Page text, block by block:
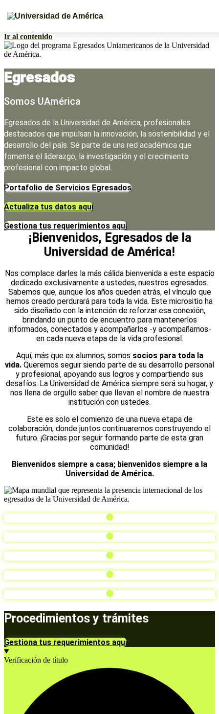
Ir al contenido
Egresados
Somos UAmérica
Egresados de la Universidad de América, profesionales
destacados que impulsan la innovación, la sostenibilidad y el
desarrollo del país. Sé parte de una red académica que
fomenta el liderazgo, la investigación y el crecimiento
profesional con impacto global.
Portafolio de Servicios Egresados
Actualiza tus datos aquí
Gestiona tus requerimientos aquí
¡Bienvenidos, Egresados de la
Universidad de América!
Nos complace darles la más cálida bienvenida a este espacio
dedicado exclusivamente a ustedes, nuestros egresados.
Sabemos que, aunque los años queden atrás, el vínculo que
hemos creado perdurará para toda la vida. Este micrositio ha
sido diseñado con la intención de reforzar esa conexión,
brindando un punto de encuentro para mantenerlos
informados, conectados y acompañarlos -y acompañarnos-
en cada nueva etapa de la vida profesional.
Aquí, más que ex alumnos, somos socios para toda la
vida. Queremos seguir siendo parte de su desarrollo personal
y profesional, apoyando sus logros y compartiendo sus
desafíos. La Universidad de América siempre será su hogar, y
nos llena de orgullo saber que llevan el nombre de nuestra
institución con ustedes.
Este es solo el comienzo de una nueva etapa de
colaboración, donde juntos continuaremos construyendo el
futuro. ¡Gracias por seguir formando parte de esta gran
comunidad!
Bienvenidos siempre a casa; bienvenidos siempre a la
Universidad de América.
Procedimientos y trámites
Gestiona tus requerimientos aquí
Verificación de título